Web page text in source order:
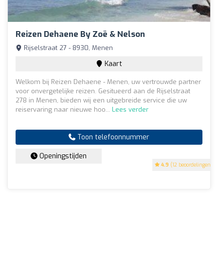
Reizen Dehaene By Zoë & Nelson
4.9 (12 beoordelingen)
Rijselstraat 27 - 8930, Menen
Kaart
Welkom bij Reizen Dehaene - Menen, uw vertrouwde partner
voor onvergetelijke reizen. Gesitueerd aan de Rijselstraat
278 in Menen, bieden wij een uitgebreide service die uw
reiservaring naar nieuwe hoo... Lees verder
Toon telefoonnummer
Openingstijden